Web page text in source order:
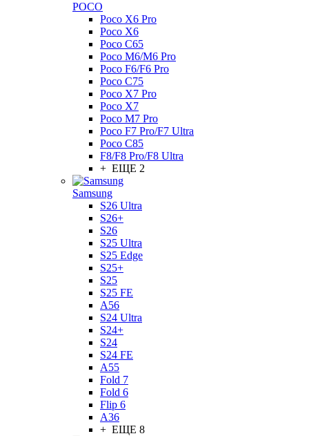
POCO
Poco X6 Pro
Poco X6
Poco C65
Poco M6/M6 Pro
Poco F6/F6 Pro
Poco C75
Poco X7 Pro
Poco X7
Poco M7 Pro
Poco F7 Pro/F7 Ultra
Poco C85
F8/F8 Pro/F8 Ultra
+ ЕЩЕ 2
Samsung
S26 Ultra
S26+
S26
S25 Ultra
S25 Edge
S25+
S25
S25 FE
A56
S24 Ultra
S24+
S24
S24 FE
A55
Fold 7
Fold 6
Flip 6
A36
+ ЕЩЕ 8